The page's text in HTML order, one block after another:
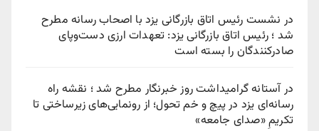
در نشست رئیس اتاق بازرگانی یزد با اصحاب رسانه مطرح
شد ؛ رئیس اتاق بازرگانی یزد: تعهدات ارزی دست‌وپای
صادرکنندگان را بسته است
در آستانه گرامیداشت روز خبرنگار مطرح شد ؛ نقشه راه
رسانه‌ای یزد در پیچ‌ و خم تحول؛ از رونمایی‌های زیرساختی تا
تکریمِ «صدای جامعه»